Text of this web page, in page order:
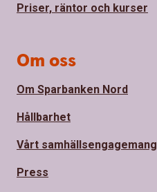
Priser, räntor och kurser
Om oss
Om Sparbanken Nord
Hållbarhet
Vårt samhällsengagemang
Press